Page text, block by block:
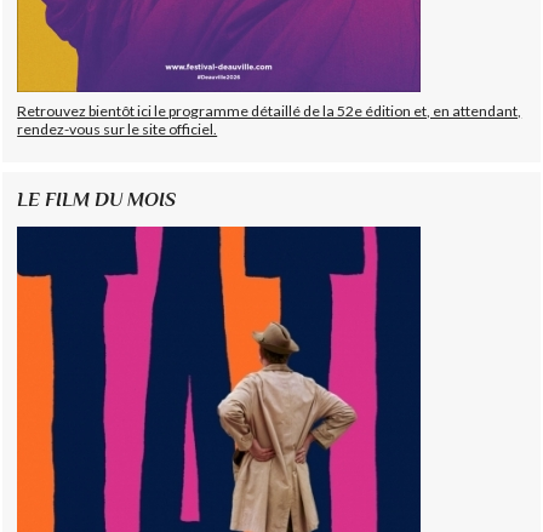
Retrouvez bientôt ici le programme détaillé de la 52e édition et, en attendant,
rendez-vous sur le site officiel.
LE FILM DU MOIS